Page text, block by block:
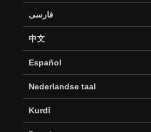
فارسی
中文
Español
Nederlandse taal
Kurdî